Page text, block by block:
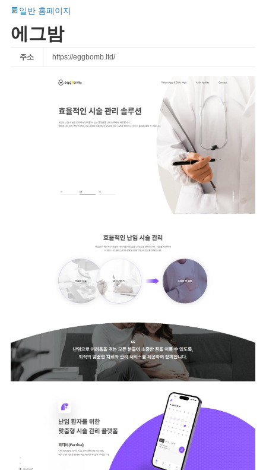
일반 홈페이지
에그밤
주소 https://eggbomb.ltd/